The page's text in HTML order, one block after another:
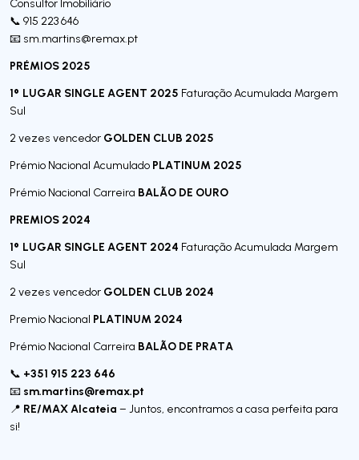
Consultor Imobiliário
📞 915 223 646
📧 sm.martins@remax.pt
PRÉMIOS 2025
1º LUGAR SINGLE AGENT 2025 Faturação Acumulada Margem
Sul
2 vezes vencedor GOLDEN CLUB 2025
Prémio Nacional Acumulado PLATINUM 2025
Prémio Nacional Carreira BALÃO DE OURO
PREMIOS 2024
1º LUGAR SINGLE AGENT 2024 Faturação Acumulada Margem
Sul
2 vezes vencedor GOLDEN CLUB 2024
Premio Nacional PLATINUM 2024
Prémio Nacional Carreira BALÃO DE PRATA
📞 +351 915 223 646
📧 sm.martins@remax.pt
📍 RE/MAX Alcateia – Juntos, encontramos a casa perfeita para
si!